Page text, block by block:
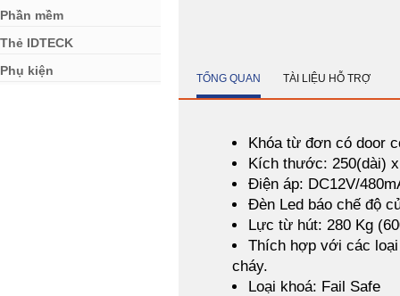
Phần mềm
Thẻ IDTECK
Phụ kiện
TỔNG QUAN TÀI LIỆU HỖ TRỢ
Khóa từ đơn có door
Kích thước: 250(dài)
Điện áp: DC12V/
Đèn Led báo chế độ
Lực từ hút: 280 Kg
Thích hợp với các
cháy.
Loại khoá: Fail Safe